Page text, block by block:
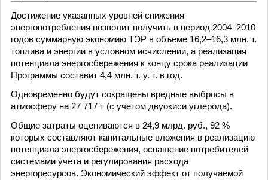
Достижение указанных уровней снижения
энергопотребления позволит получить в период 2004–2010
годов суммарную экономию ТЭР в объеме 16,2–16,3 млн. т.
топлива и энергии в условном исчислении, а реализация
потенциала энергосбережения к концу срока реализации
Программы составит 4,4 млн. т. у. т. в год.
Одновременно будут сокращены вредные выбросы в
атмосферу на 27 717 т (с учетом двуокиси углерода).
Общие затраты оцениваются в 24,9 млрд. руб., 92 %
которых составляют капитальные вложения в реализацию
потенциала энергосбережения, оснащение потребителей
системами учета и регулирования расхода
энергоресурсов. Экономический эффект от получаемой